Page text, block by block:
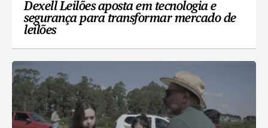
Dexell Leilões aposta em tecnologia e
segurança para transformar mercado de
leilões